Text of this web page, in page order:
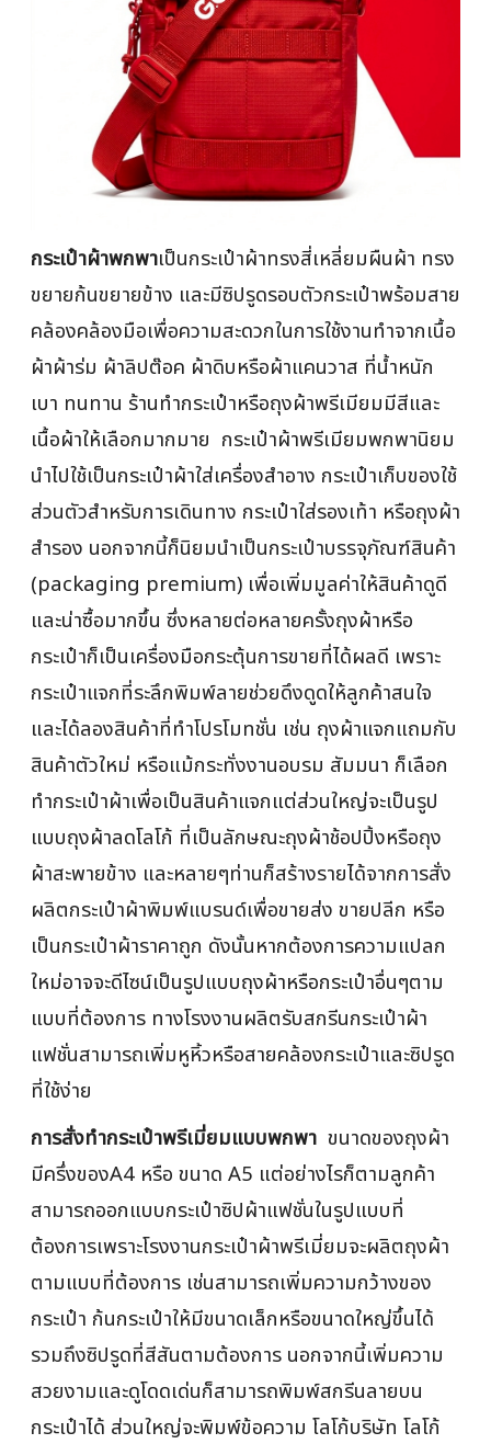
กระเป๋าผ้าพกพาเป็นกระเป๋าผ้าทรงสี่เหลี่ยมผืนผ้า ทรง
ขยายก้นขยายข้าง และมีซิปรูดรอบตัวกระเป๋าพร้อมสาย
คล้องคล้องมือเพื่อความสะดวกในการใช้งานทำจากเนื้อ
ผ้าผ้าร่ม ผ้าลิปต๊อค ผ้าดิบหรือผ้าแคนวาส ที่น้ำหนัก
เบา ทนทาน ร้านทำกระเป๋าหรือถุงผ้าพรีเมียมมีสีและ
เนื้อผ้าให้เลือกมากมาย กระเป๋าผ้าพรีเมียมพกพานิยม
นำไปใช้เป็นกระเป๋าผ้าใส่เครื่องสำอาง กระเป๋าเก็บของใช้
ส่วนตัวสำหรับการเดินทาง กระเป๋าใส่รองเท้า หรือถุงผ้า
สำรอง นอกจากนี้ก็นิยมนำเป็นกระเป๋าบรรจุภัณฑ์สินค้า
(packaging premium) เพื่อเพิ่มมูลค่าให้สินค้าดูดี
และน่าซื้อมากขึ้น ซึ่งหลายต่อหลายครั้งถุงผ้าหรือ
กระเป๋าก็เป็นเครื่องมือกระตุ้นการขายที่ได้ผลดี เพราะ
กระเป๋าแจกที่ระลึกพิมพ์ลายช่วยดึงดูดให้ลูกค้าสนใจ
และได้ลองสินค้าที่ทำโปรโมทชั่น เช่น ถุงผ้าแจกแถมกับ
สินค้าตัวใหม่ หรือแม้กระทั่งงานอบรม สัมมนา ก็เลือก
ทำกระเป๋าผ้าเพื่อเป็นสินค้าแจกแต่ส่วนใหญ่จะเป็นรูป
แบบถุงผ้าลดโลโก้ ที่เป็นลักษณะถุงผ้าช้อปปิ้งหรือถุง
ผ้าสะพายข้าง และหลายๆท่านก็สร้างรายได้จากการสั่ง
ผลิตกระเป๋าผ้าพิมพ์แบรนด์เพื่อขายส่ง ขายปลีก หรือ
เป็นกระเป๋าผ้าราคาถูก ดังนั้นหากต้องการความแปลก
ใหม่อาจจะดีไซน์เป็นรูปแบบถุงผ้าหรือกระเป๋าอื่นๆตาม
แบบที่ต้องการ ทางโรงงานผลิตรับสกรีนกระเป๋าผ้า
แฟชั่นสามารถเพิ่มหูหิ้วหรือสายคล้องกระเป๋าและซิปรูด
ที่ใช้ง่าย
การสั่งทำกระเป๋าพรีเมี่ยมแบบพกพา ขนาดของถุงผ้า
มีครึ่งของA4 หรือ ขนาด A5 แต่อย่างไรก็ตามลูกค้า
สามารถออกแบบกระเป๋าซิปผ้าแฟชั่นในรูปแบบที่
ต้องการเพราะโรงงานกระเป๋าผ้าพรีเมี่ยมจะผลิตถุงผ้า
ตามแบบที่ต้องการ เช่นสามารถเพิ่มความกว้างของ
กระเป๋า ก้นกระเป๋าให้มีขนาดเล็กหรือขนาดใหญ่ขึ้นได้
รวมถึงซิปรูดที่สีสันตามต้องการ นอกจากนี้เพิ่มความ
สวยงามและดูโดดเด่นก็สามารถพิมพ์สกรีนลายบน
กระเป๋าได้ ส่วนใหญ่จะพิมพ์ข้อความ โลโก้บริษัท โลโก้